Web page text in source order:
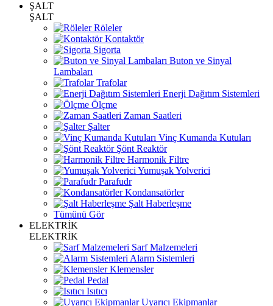
ŞALT
ŞALT
Röleler
Kontaktör
Sigorta
Buton ve Sinyal
Lambaları
Trafolar
Enerji Dağıtım Sistemleri
Ölçme
Zaman Saatleri
Şalter
Vinç Kumanda Kutuları
Şönt Reaktör
Harmonik Filtre
Yumuşak Yolverici
Parafudr
Kondansatörler
Şalt Haberleşme
Tümünü Gör
ELEKTRİK
ELEKTRİK
Sarf Malzemeleri
Alarm Sistemleri
Klemensler
Pedal
Isıtıcı
Uyarıcı Ekipmanlar